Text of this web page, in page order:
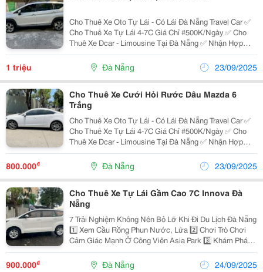
Cho Thuê Xe Oto Tự Lái - Có Lái Đà Nẵng Travel Car ✅
Cho Thuê Xe Tự Lái 4-7C Giá Chỉ #500K/Ngày ✅ Cho
Thuê Xe Dcar - Limousine Tại Đà Nẵng ✅ Nhận Hợp
Đồng Xe Du Lịch 4-7-16-29-45 Chỗ ✅ Xe Đi Tham Quan -
1 triệu Đà Nẵng 23/09/2025
Cho Thuê Xe Cưới Hỏi Rước Dâu Mazda 6
Trắng
Cho Thuê Xe Oto Tự Lái - Có Lái Đà Nẵng Travel Car ✅
Cho Thuê Xe Tự Lái 4-7C Giá Chỉ #500K/Ngày ✅ Cho
Thuê Xe Dcar - Limousine Tại Đà Nẵng ✅ Nhận Hợp
Đồng Xe Du Lịch 4-7-16-29-45 Chỗ ✅ Xe Đi Tham Quan -
800.000₫ Đà Nẵng 23/09/2025
Cho Thuê Xe Tự Lái Gầm Cao 7C Innova Đà
Nẵng
7 Trải Nghiệm Không Nên Bỏ Lỡ Khi Đi Du Lịch Đà Nẵng
1️⃣ Xem Cầu Rồng Phun Nước, Lửa 2️⃣ Chơi Trò Chơi
Cảm Giác Mạnh Ở Công Viên Asia Park 3️⃣ Khám Phá
Ẩm Thực Chợ Cồn 4️⃣ Treo Móc Khóa Ở Cầu Tình Yêu
5️⃣ Thử Sức Dù Bay Cano Trên Biển Mỹ...
900.000₫ Đà Nẵng 24/09/2025